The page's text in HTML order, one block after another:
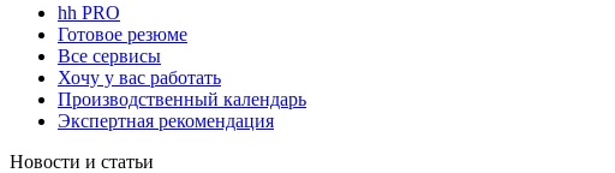
hh PRO
Готовое резюме
Все сервисы
Хочу у вас работать
Производственный календарь
Экспертная рекомендация
Новости и статьи